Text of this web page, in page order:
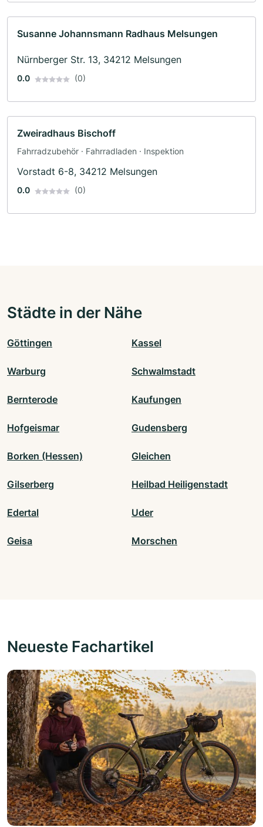
Susanne Johannsmann Radhaus Melsungen
Nürnberger Str. 13, 34212 Melsungen
0.0 (0)
Zweiradhaus Bischoff
Fahrradzubehör · Fahrradladen · Inspektion
Vorstadt 6-8, 34212 Melsungen
0.0 (0)
Städte in der Nähe
Göttingen Kassel
Warburg Schwalmstadt
Bernterode Kaufungen
Hofgeismar Gudensberg
Borken (Hessen) Gleichen
Gilserberg Heilbad Heiligenstadt
Edertal Uder
Geisa Morschen
Neueste Fachartikel